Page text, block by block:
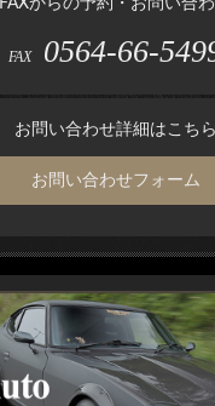
FAXからの予約・お問い合
FAX 0564-66-
お問い合わせ詳細はこちら
お問い合わせフォーム